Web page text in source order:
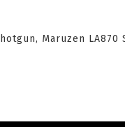
Maruzen LA870